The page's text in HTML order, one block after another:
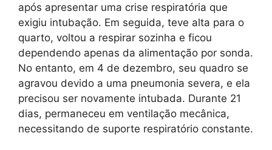
após apresentar uma crise respiratória que
exigiu intubação. Em seguida, teve alta para o
quarto, voltou a respirar sozinha e ficou
dependendo apenas da alimentação por sonda.
No entanto, em 4 de dezembro, seu quadro se
agravou devido a uma pneumonia severa, e ela
precisou ser novamente intubada. Durante 21
dias, permaneceu em ventilação mecânica,
necessitando de suporte respiratório constante.